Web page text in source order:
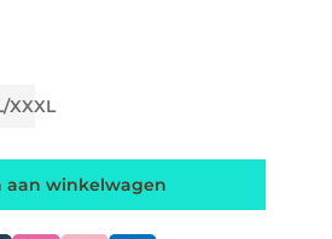
XXXL
aan winkelwagen